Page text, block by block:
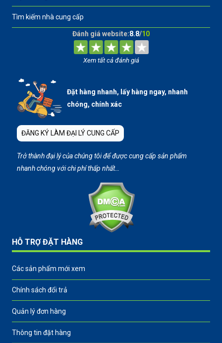
Tìm kiếm nhà cung cấp
Đánh giá website:8.8/10
Xem tất cả đánh giá
Đặt hàng nhanh, lấy hàng ngay, nhanh
chóng, chính xác
ĐĂNG KÝ LÀM ĐẠI LÝ CUNG CẤP
Trở thành đại lý của chúng tôi để được cung cấp sản phẩm
nhanh chóng với chi phí thấp nhất…
HỖ TRỢ ĐẶT HÀNG
Các sản phẩm mới xem
Chính sách đổi trả
Quản lý đơn hàng
Thông tin đặt hàng